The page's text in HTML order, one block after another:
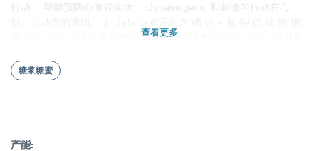
行动。 帮助预防心血管疾病。 Dynamogenic 和刺激的行动在心
磷 锌 2. Datella®抗氧化作用 富含多酚和黄酮类物质, 允许: ·降低血
化应激。 ·扭转衰老的迹象。 3. Datella®能源 Datella®中含有的碳
水化合物是一种天然的能量来源, 它是身体快速而容易使用的, 30 克
查看更多
糖浆糖蜜
产能: